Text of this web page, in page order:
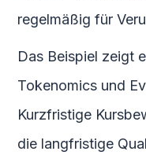
regelmäßig für
Das Beispiel zeigt
Tokenomics und
Kurzfristige
die langfristige